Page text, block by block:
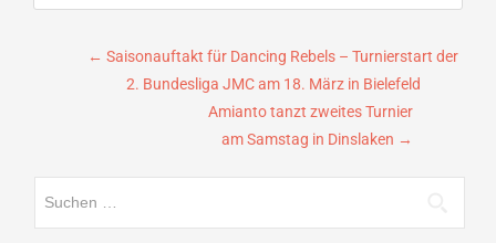
Beitragsnavigation
← Saisonauftakt für Dancing Rebels – Turnierstart der
2. Bundesliga JMC am 18. März in Bielefeld
Amianto tanzt zweites Turnier
am Samstag in Dinslaken →